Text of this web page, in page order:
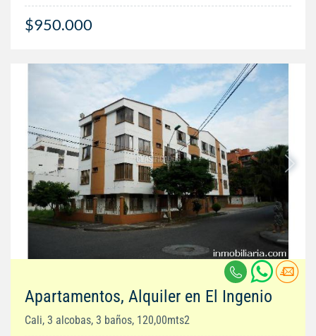
$950.000
Apartamentos, Alquiler en El Ingenio
Cali, 3 alcobas, 3 baños, 120,00mts2